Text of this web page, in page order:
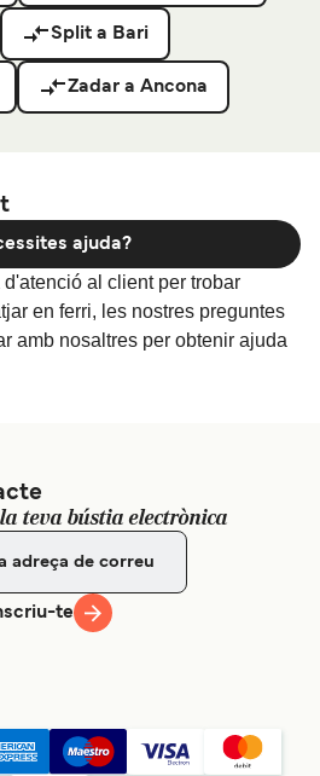
Split a Bari
Zadar a Ancona
al client per trobar
en ferri, les nostres preguntes
amb nosaltres per obtenir ajuda
ajuda?
teva bústia electrònica
te